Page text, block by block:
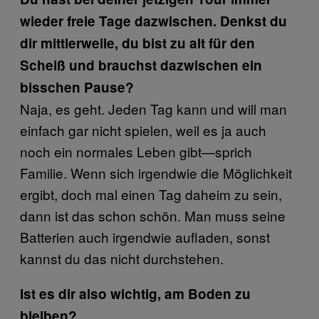
wieder freie Tage dazwischen. Denkst du
dir mittlerweile, du bist zu alt für den
Scheiß und brauchst dazwischen ein
bisschen Pause?
Naja, es geht. Jeden Tag kann und will man
einfach gar nicht spielen, weil es ja auch
noch ein normales Leben gibt—sprich
Familie. Wenn sich irgendwie die Möglichkeit
ergibt, doch mal einen Tag daheim zu sein,
dann ist das schon schön. Man muss seine
Batterien auch irgendwie aufladen, sonst
kannst du das nicht durchstehen.
Ist es dir also wichtig, am Boden zu